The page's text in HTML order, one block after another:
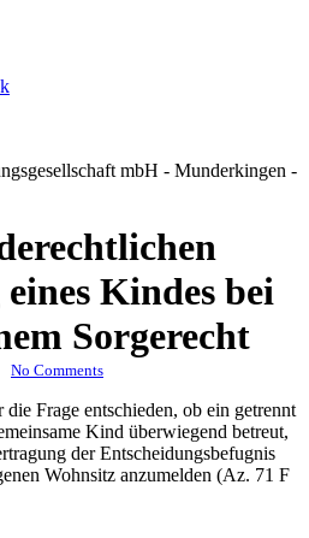
Kindes bei
Sorgerecht
No Comments
Frage entschieden, ob ein getrennt
Kind überwiegend betreut,
der Entscheidungsbefugnis
Wohnsitz anzumelden (Az. 71 F